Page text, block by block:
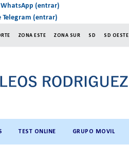
(entrar)
Telegram (entrar)
ZONA ESTE ZONA SUR SD SD OESTE
TEST ONLINE GRUPO MOVIL